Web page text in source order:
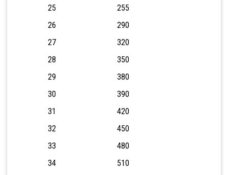
25 255
26 290
27 320
28 350
29 380
30 390
31 420
32 450
33 480
34 510